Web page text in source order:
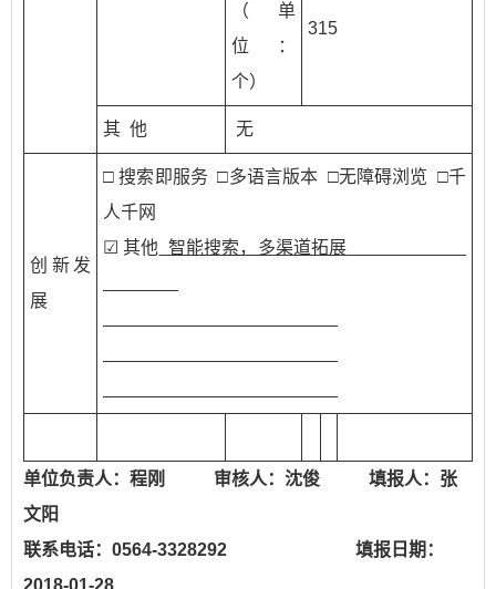
（单
位：
个）
315
其 他 无
创新发
展
□ 搜索即服务 □多语言版本 □无障碍浏览 □千
人千网
☑ 其他 智能搜索，多渠道拓展
单位负责人：程刚 审核人：沈俊 填报人：张
文阳
联系电话：0564-3328292 填报日期：
2018-01-28